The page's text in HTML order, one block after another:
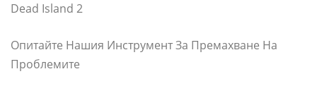
Dead Island 2
Опитайте Нашия Инструмент За Премахване На
Проблемите